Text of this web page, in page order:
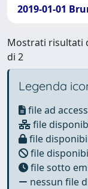
2019-01-01
Mostrati risultati
di 2
Legenda
file ad
file
file
file
file sotto
nessun file